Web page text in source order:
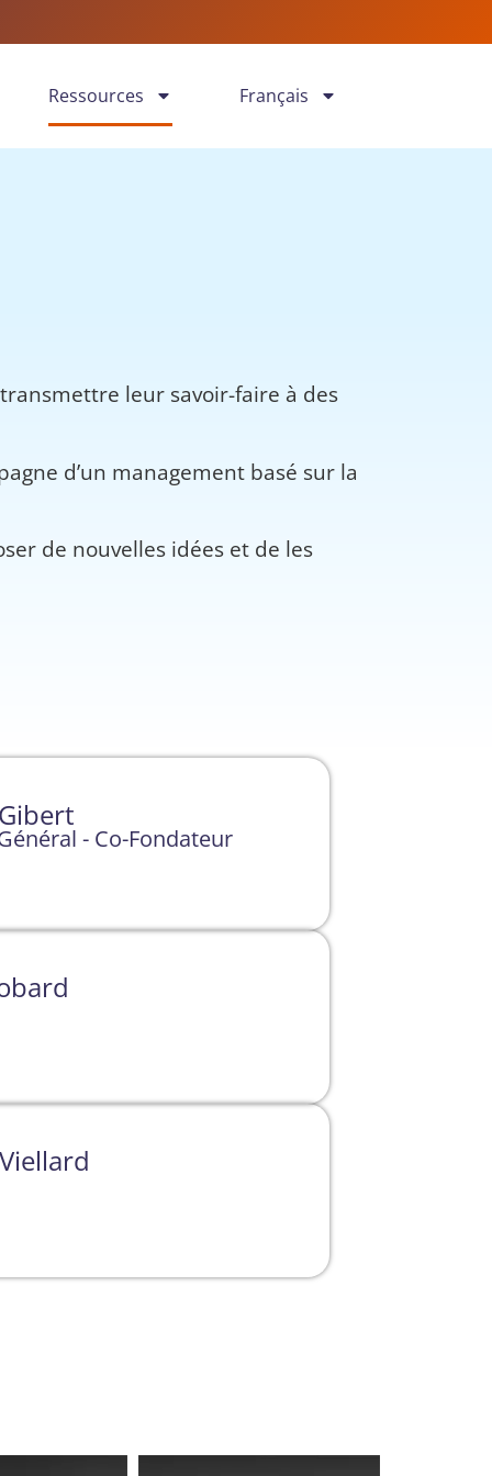
Ressources Français
leur savoir-faire à des
d’un management basé sur la
de nouvelles idées et de les
- Co-Fondateur